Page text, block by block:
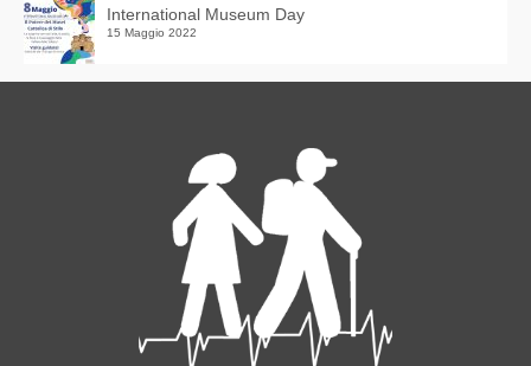
International Museum Day
15 Maggio 2022